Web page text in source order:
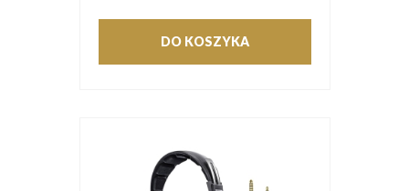
DO KOSZYKA